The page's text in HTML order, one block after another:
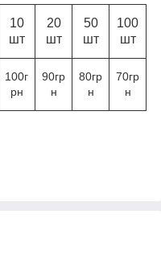
10
шт
20
шт
50
шт
100
шт
100г
рн
90гр
н
80гр
н
70гр
н